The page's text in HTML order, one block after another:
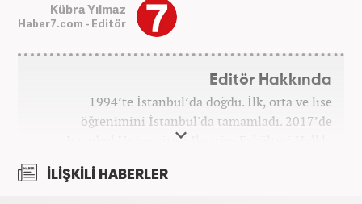
Kübra Yılmaz
Haber7.com - Editör
Editör Hakkında
1994’te İstanbul’da doğdu. İlk, orta ve lise
öğrenimini İstanbul'da tamamladı. 2017’de
İstanbul Üniversitesi İletişim Fakültesi Halkla
2017’den beri Kanal7 Medya Grubu’na bağlı
İLİŞKİLİ HABERLER